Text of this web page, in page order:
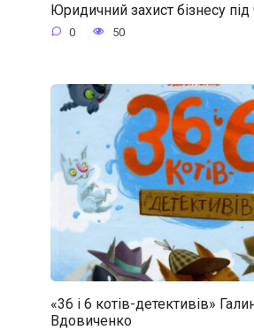
Юридичний захист бізнесу під
0 50
«36 і 6 котів-детективів»
Вдовиченко